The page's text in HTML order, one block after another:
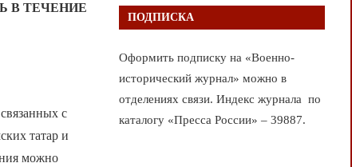
В ТЕЧЕНИЕ
с
татар и
можно
ПОДПИСКА
Оформить подписку на «Военно-
исторический журнал» можно в
отделениях связи. Индекс журнала по
каталогу «Пресса России» – 39887.